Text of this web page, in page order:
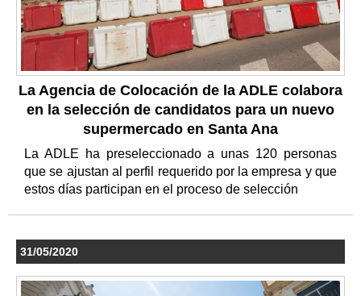
La Agencia de Colocación de la ADLE colabora
en la selección de candidatos para un nuevo
supermercado en Santa Ana
La ADLE ha preseleccionado a unas 120 personas
que se ajustan al perfil requerido por la empresa y que
estos días participan en el proceso de selección
31/05/2020